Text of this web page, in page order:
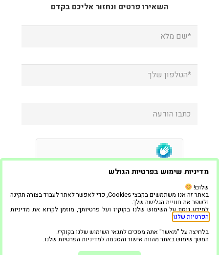
השאירו פרטים ונחזור אליכם בקדם
מדיניות שימוש בפרטיות הגולש
שלום!
באתר זה אנו משתמשים בקבצי Cookies, כדי לאפשר לאתר לעבוד בצורה תקינה
ולשפר את חוויית הגלישה שלך.
למידע נוסף על השימוש שלנו בקוקיז ועל פרטיותך, מוזמן לקרוא את מדיניות
הפרטיות שלנו
בלחיצה על "מאשר" אתה מסכים לתנאי השימוש שלנו בקוקיז.
המשך שימוש באתר מהווה אישור והסכמה למדיניות הפרטיות שלנו.